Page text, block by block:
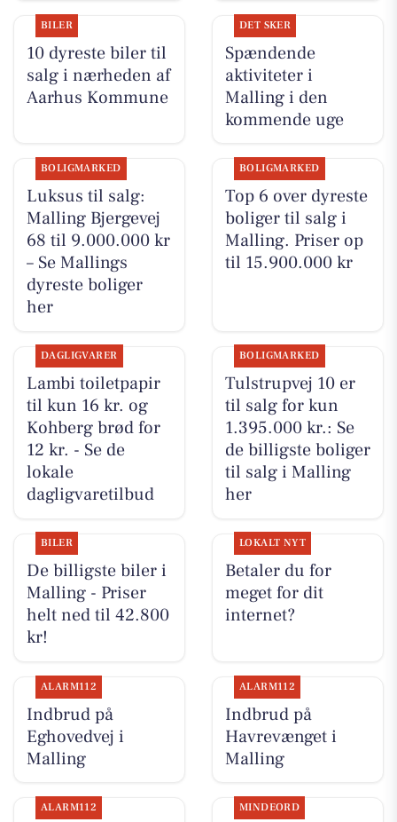
BILER
10 dyreste biler til
salg i nærheden af
Aarhus Kommune
DET SKER
Spændende
aktiviteter i
Malling i den
kommende uge
BOLIGMARKED
Luksus til salg:
Malling Bjergevej
68 til 9.000.000 kr
– Se Mallings
dyreste boliger
her
BOLIGMARKED
Top 6 over dyreste
boliger til salg i
Malling. Priser op
til 15.900.000 kr
DAGLIGVARER
Lambi toiletpapir
til kun 16 kr. og
Kohberg brød for
12 kr. - Se de
lokale
dagligvaretilbud
BOLIGMARKED
Tulstrupvej 10 er
til salg for kun
1.395.000 kr.: Se
de billigste boliger
til salg i Malling
her
BILER
De billigste biler i
Malling - Priser
helt ned til 42.800
kr!
LOKALT NYT
Betaler du for
meget for dit
internet?
ALARM112
Indbrud på
Eghovedvej i
Malling
ALARM112
Indbrud på
Havrevænget i
Malling
ALARM112 MINDEORD